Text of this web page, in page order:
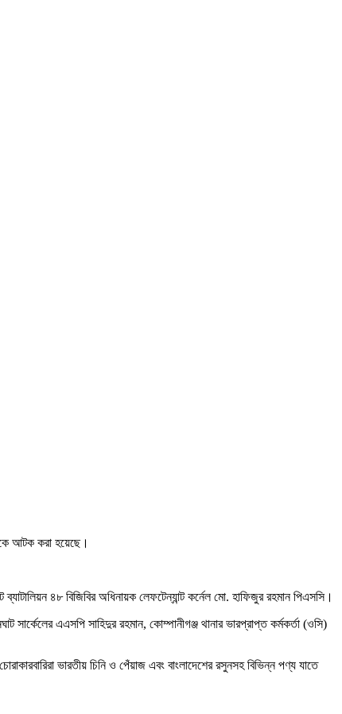
আটক করা হয়েছে।
৪৮ বিজিবির অধিনায়ক লেফটেন্যান্ট কর্নেল মো. হাফিজুর রহমান পিএসসি।
সার্কেলের এএসপি সাহিদুর রহমান, কোম্পানীগঞ্জ থানার ভারপ্রাপ্ত কর্মকর্তা (ওসি)
ভারতীয় চিনি ও পেঁয়াজ এবং বাংলাদেশের রসুনসহ বিভিন্ন পণ্য যাতে